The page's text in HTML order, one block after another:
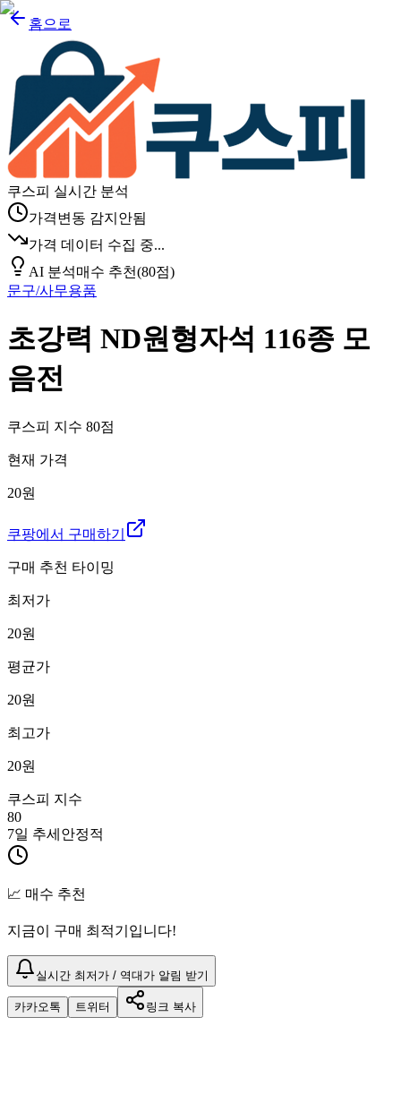
홈으로
쿠스피 실시간 분석
가격변동 감지안됨
가격 데이터 수집 중...
AI 분석매수 추천(80점)
문구/사무용품
초강력 ND원형자석 116종 모
음전
쿠스피 지수 80점
현재 가격
20원
쿠팡에서 구매하기
구매 추천 타이밍
최저가
20원
평균가
20원
최고가
20원
쿠스피 지수
80
7일 추세 안정적
📈 매수 추천
지금이 구매 최적기입니다!
실시간 최저가 / 역대가 알림 받기
카카오톡 트위터 링크 복사